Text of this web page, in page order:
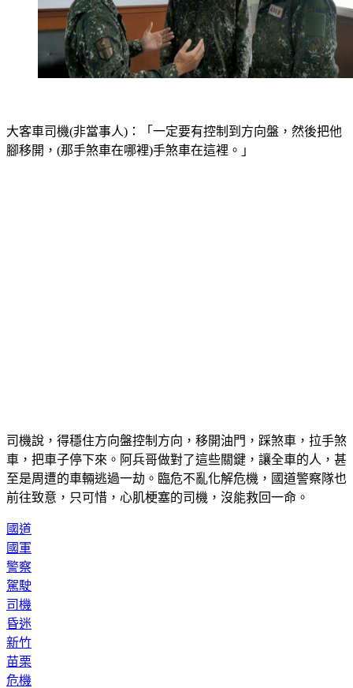
大客車司機(非當事人)：「一定要有控制到方向盤，然後把他
腳移開，(那手煞車在哪裡)手煞車在這裡。」
司機說，得穩住方向盤控制方向，移開油門，踩煞車，拉手煞
車，把車子停下來。阿兵哥做對了這些關鍵，讓全車的人，甚
至是周遭的車輛逃過一劫。臨危不亂化解危機，國道警察隊也
前往致意，只可惜，心肌梗塞的司機，沒能救回一命。
國道
國軍
警察
駕駛
司機
昏迷
新竹
苗栗
危機